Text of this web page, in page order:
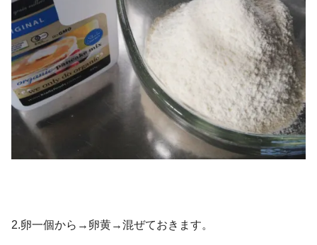
2.卵一個から→卵黄→混ぜておきます。